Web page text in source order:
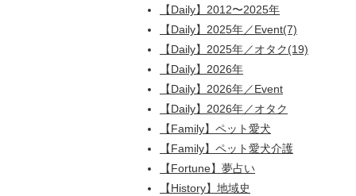
【Daily】2012〜2025年
【Daily】2025年／Event(7)
【Daily】2025年／オタク(19)
【Daily】2026年
【Daily】2026年／Event
【Daily】2026年／オタク
【Family】ペット愛犬
【Family】ペット愛犬介護
【Fortune】夢占い
【History】地域史